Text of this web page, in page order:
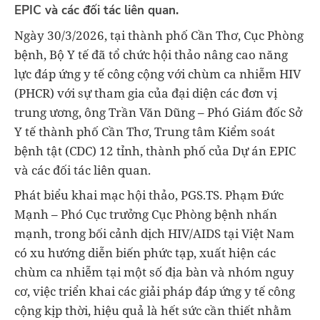
EPIC và các đối tác liên quan.
Ngày 30/3/2026, tại thành phố Cần Thơ, Cục Phòng
bệnh, Bộ Y tế đã tổ chức hội thảo nâng cao năng
lực đáp ứng y tế công cộng với chùm ca nhiễm HIV
(PHCR) với sự tham gia của đại diện các đơn vị
trung ương, ông Trần Văn Dũng – Phó Giám đốc Sở
Y tế thành phố Cần Thơ, Trung tâm Kiểm soát
bệnh tật (CDC) 12 tỉnh, thành phố của Dự án EPIC
và các đối tác liên quan.
Phát biểu khai mạc hội thảo, PGS.TS. Phạm Đức
Mạnh – Phó Cục trưởng Cục Phòng bệnh nhấn
mạnh, trong bối cảnh dịch HIV/AIDS tại Việt Nam
có xu hướng diễn biến phức tạp, xuất hiện các
chùm ca nhiễm tại một số địa bàn và nhóm nguy
cơ, việc triển khai các giải pháp đáp ứng y tế công
cộng kịp thời, hiệu quả là hết sức cần thiết nhằm